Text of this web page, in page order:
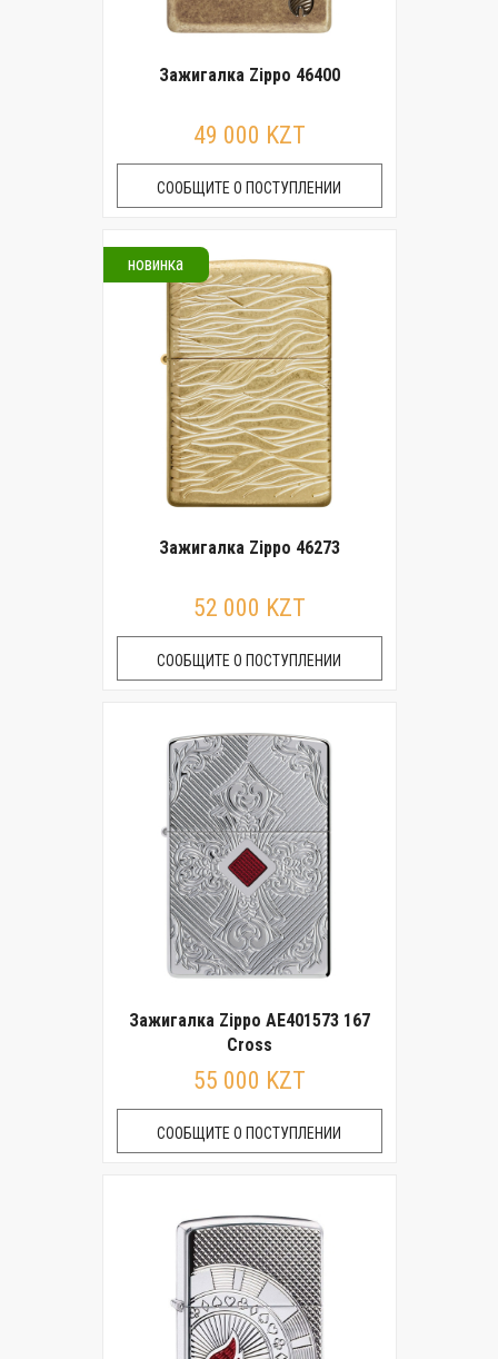
Зажигалка Zippo 46400
49 000 KZT
СООБЩИТЕ О ПОСТУПЛЕНИИ
новинка
Зажигалка Zippo 46273
52 000 KZT
СООБЩИТЕ О ПОСТУПЛЕНИИ
Зажигалка Zippo AE401573 167
Cross
55 000 KZT
СООБЩИТЕ О ПОСТУПЛЕНИИ